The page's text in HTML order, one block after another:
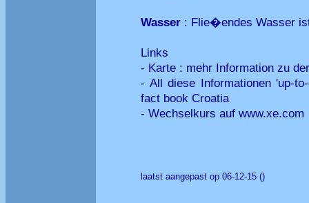
Wasser : Flie�endes Wasser
Links
- Karte : mehr Information zu
- All diese Informationen 'up-
fact book Croatia
- Wechselkurs auf www.xe.com
laatst aangepast op 06-12-15 ()